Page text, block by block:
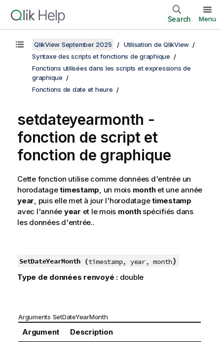
Search Menu
QlikView September 2025
Utilisation de QlikView
Syntaxe des scripts et fonctions de graphique
Fonctions utilisées dans les scripts et expressions de
graphique
Fonctions de date et heure
setdateyearmonth -
fonction de script et
fonction de graphique
Cette fonction utilise comme données d'entrée un
horodatagetimestamp, un mois month et une année
year, puis elle met à jour l'horodatagetimestamp
avec l'année year et le mois month spécifiés dans
les données d'entrée..
SetDateYearMonth (timestamp, year, month)
Type de données renvoyé :double
Arguments SetDateYearMonth
Argument Description